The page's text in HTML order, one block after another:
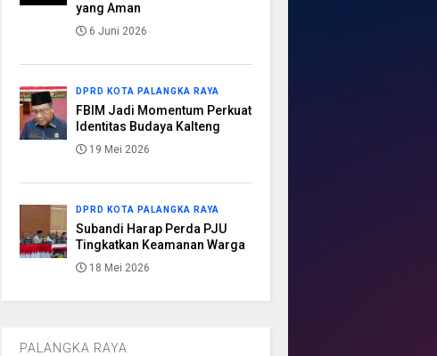
yang Aman
6 Juni 2026
DPRD KOTA PALANGKA RAYA
FBIM Jadi Momentum Perkuat
Identitas Budaya Kalteng
19 Mei 2026
DPRD KOTA PALANGKA RAYA
Subandi Harap Perda PJU
Tingkatkan Keamanan Warga
18 Mei 2026
PALANGKA RAYA